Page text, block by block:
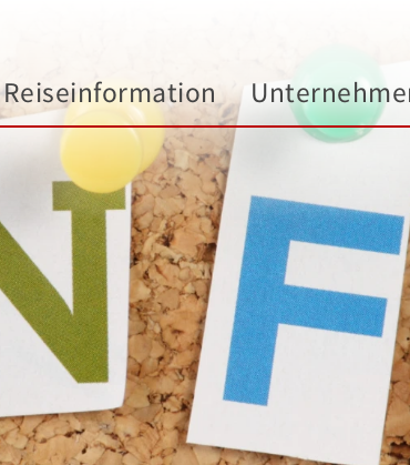
Reiseinformation